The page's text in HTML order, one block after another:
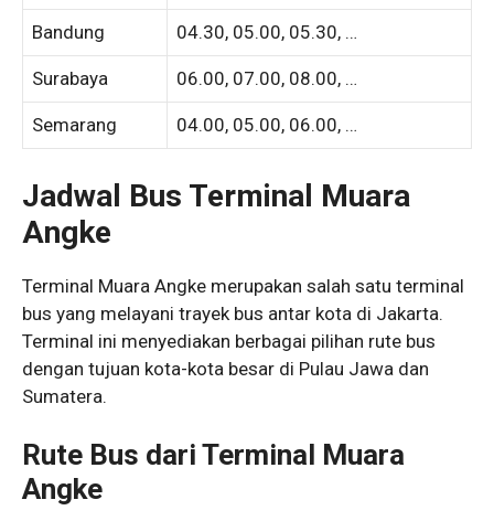
Bandung 04.30, 05.00, 05.30, …
Surabaya 06.00, 07.00, 08.00, …
Semarang 04.00, 05.00, 06.00, …
Jadwal Bus Terminal Muara
Angke
Terminal Muara Angke merupakan salah satu terminal
bus yang melayani trayek bus antar kota di Jakarta.
Terminal ini menyediakan berbagai pilihan rute bus
dengan tujuan kota-kota besar di Pulau Jawa dan
Sumatera.
Rute Bus dari Terminal Muara
Angke